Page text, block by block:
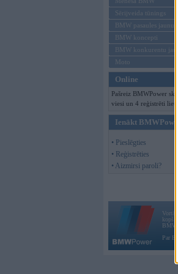
Sērijveida tūnings
BMW pasaules jaunumi
BMW koncepti
BMW konkurentu
Moto
Online
Pašreiz BMWPower
viesi un 4 reģistrēti
Ienākt BMWPower
• Pieslēgties
• Reģistrēties
• Aizmirsi paroli?
kopš
BMW
Par